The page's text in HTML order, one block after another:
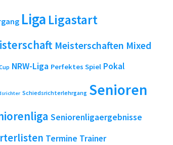
Liga Ligastart
Meisterschaften Mixed
NRW-Liga Perfektes Spiel Pokal
Schiedsrichterlehrgang Senioren
Seniorenligaergebnisse
Termine Trainer